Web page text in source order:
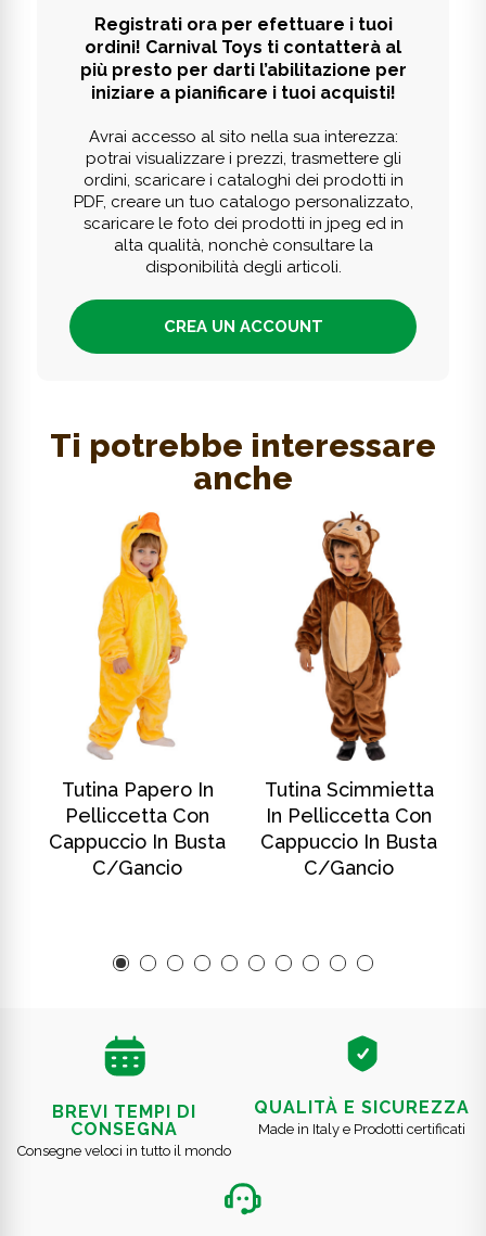
Registrati ora per efettuare i tuoi
ordini! Carnival Toys ti contatterà al
più presto per darti l’abilitazione per
iniziare a pianificare i tuoi acquisti!
Avrai accesso al sito nella sua interezza:
potrai visualizzare i prezzi, trasmettere gli
ordini, scaricare i cataloghi dei prodotti in
PDF, creare un tuo catalogo personalizzato,
scaricare le foto dei prodotti in jpeg ed in
alta qualità, nonchè consultare la
disponibilità degli articoli.
CREA UN ACCOUNT
Ti potrebbe interessare
anche
Tutina Papero In
Pelliccetta Con
Cappuccio In Busta
C/gancio
Tutina Scimmietta
In Pelliccetta Con
Cappuccio In Busta
C/gancio
BREVI TEMPI DI
CONSEGNA
Consegne veloci in tutto il mondo
QUALITÀ E SICUREZZA
Made in Italy e Prodotti certificati